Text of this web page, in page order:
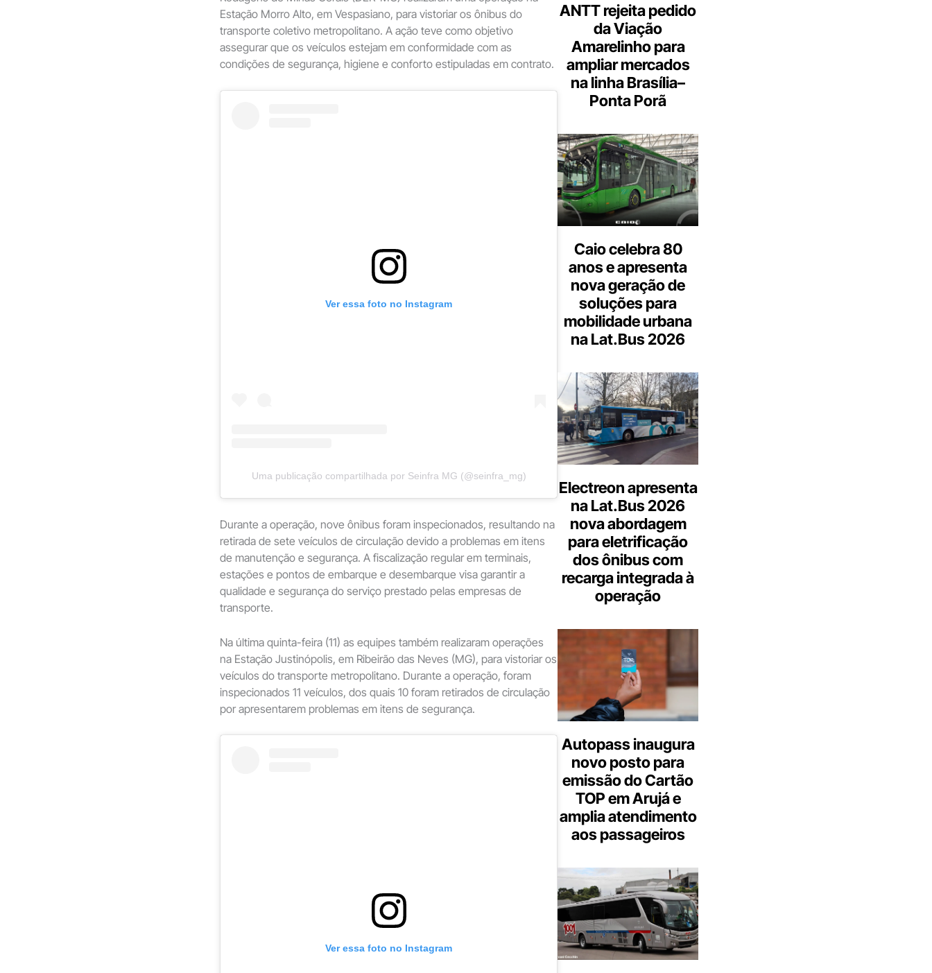
Estação Morro Alto, em Vespasiano, para vistoriar os ônibus do
transporte coletivo metropolitano. A ação teve como objetivo
assegurar que os veículos estejam em conformidade com as
condições de segurança, higiene e conforto estipuladas em contrato.
Ver essa foto no Instagram
Uma publicação compartilhada por Seinfra MG (@seinfra_mg)
Durante a operação, nove ônibus foram inspecionados, resultando na
retirada de sete veículos de circulação devido a problemas em itens
de manutenção e segurança. A fiscalização regular em terminais,
estações e pontos de embarque e desembarque visa garantir a
qualidade e segurança do serviço prestado pelas empresas de
transporte.
Na última quinta-feira (11) as equipes também realizaram operações
na Estação Justinópolis, em Ribeirão das Neves (MG), para vistoriar os
veículos do transporte metropolitano. Durante a operação, foram
inspecionados 11 veículos, dos quais 10 foram retirados de circulação
por apresentarem problemas em itens de segurança.
Ver essa foto no Instagram
ANTT rejeita pedido
da Viação
Amarelinho para
ampliar mercados
na linha Brasília–
Ponta Porã
Caio celebra 80
anos e apresenta
nova geração de
soluções para
mobilidade urbana
na Lat.Bus 2026
Electreon apresenta
na Lat.Bus 2026
nova abordagem
para eletrificação
dos ônibus com
recarga integrada à
operação
Autopass inaugura
novo posto para
emissão do Cartão
TOP em Arujá e
amplia atendimento
aos passageiros